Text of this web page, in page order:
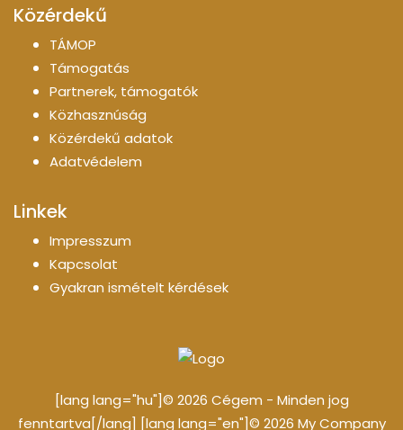
Közérdekű
TÁMOP
Támogatás
Partnerek, támogatók
Közhasznúság
Közérdekű adatok
Adatvédelem
Linkek
Impresszum
Kapcsolat
Gyakran ismételt kérdések
[lang lang="hu"]© 2026 Cégem - Minden jog
fenntartva[/lang] [lang lang="en"]© 2026 My Company